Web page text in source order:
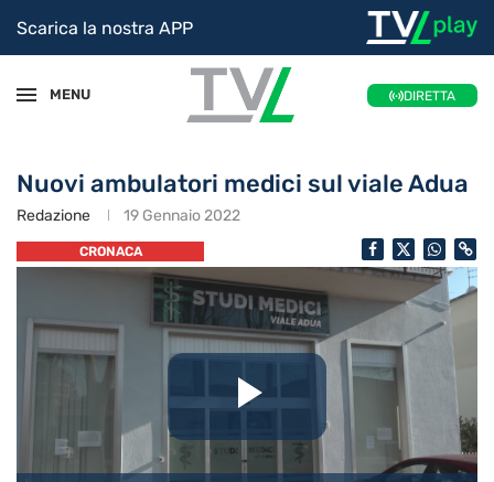
Scarica la nostra APP
MENU DIRETTA
Nuovi ambulatori medici sul viale Adua
Redazione 19 Gennaio 2022
CRONACA